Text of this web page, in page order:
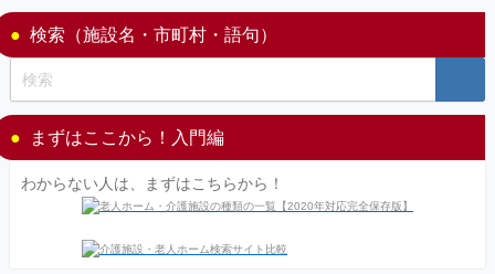
検索（施設名・市町村・語句）
まずはここから！入門編
わからない人は、まずはこちらから！